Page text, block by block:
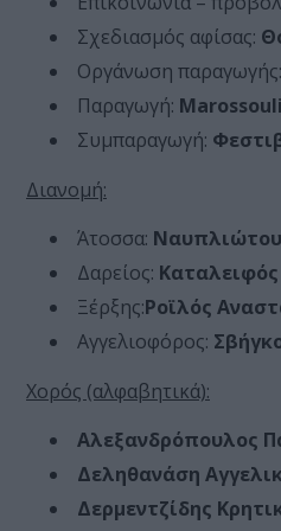
Σχεδιασμός αφίσας:
Οργάνωση παραγωγής:
Παραγωγή:
Συμπαραγωγή:
Διανομή:
Άτοσσα:
Δαρείος:
Ξέρξης:Ροϊλός
Αγγελιοφόρος:
Χορός (αλφαβητικά):
Αλεξανδρόπουλος
Δεληθανάση
Δερμεντζίδης